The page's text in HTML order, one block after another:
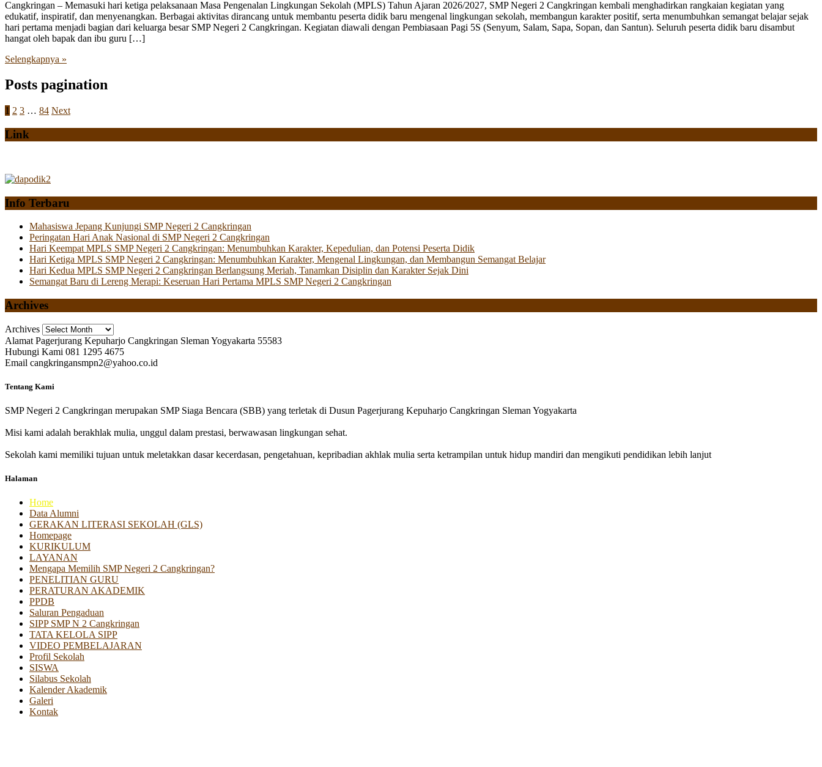
Cangkringan – Memasuki hari ketiga pelaksanaan Masa Pengenalan Lingkungan Sekolah (MPLS) Tahun Ajaran 2026/2027, SMP Negeri 2 Cangkringan kembali menghadirkan rangkaian kegiatan yang
edukatif, inspiratif, dan menyenangkan. Berbagai aktivitas dirancang untuk membantu peserta didik baru mengenal lingkungan sekolah, membangun karakter positif, serta menumbuhkan semangat belajar sejak
hari pertama menjadi bagian dari keluarga besar SMP Negeri 2 Cangkringan. Kegiatan diawali dengan Pembiasaan Pagi 5S (Senyum, Salam, Sapa, Sopan, dan Santun). Seluruh peserta didik baru disambut
hangat oleh bapak dan ibu guru […]
Selengkapnya »
Posts pagination
1 2 3 … 84 Next
Link
Info Terbaru
Mahasiswa Jepang Kunjungi SMP Negeri 2 Cangkringan
Peringatan Hari Anak Nasional di SMP Negeri 2 Cangkringan
Hari Keempat MPLS SMP Negeri 2 Cangkringan: Menumbuhkan Karakter, Kepedulian, dan Potensi Peserta Didik
Hari Ketiga MPLS SMP Negeri 2 Cangkringan: Menumbuhkan Karakter, Mengenal Lingkungan, dan Membangun Semangat Belajar
Hari Kedua MPLS SMP Negeri 2 Cangkringan Berlangsung Meriah, Tanamkan Disiplin dan Karakter Sejak Dini
Semangat Baru di Lereng Merapi: Keseruan Hari Pertama MPLS SMP Negeri 2 Cangkringan
Archives
Archives
Alamat Pagerjurang Kepuharjo Cangkringan Sleman Yogyakarta 55583
Hubungi Kami 081 1295 4675
Email cangkringansmpn2@yahoo.co.id
Tentang Kami
SMP Negeri 2 Cangkringan merupakan SMP Siaga Bencara (SBB) yang terletak di Dusun Pagerjurang Kepuharjo Cangkringan Sleman Yogyakarta
Misi kami adalah berakhlak mulia, unggul dalam prestasi, berwawasan lingkungan sehat.
Sekolah kami memiliki tujuan untuk meletakkan dasar kecerdasan, pengetahuan, kepribadian akhlak mulia serta ketrampilan untuk hidup mandiri dan mengikuti pendidikan lebih lanjut
Halaman
Home
Data Alumni
GERAKAN LITERASI SEKOLAH (GLS)
Homepage
KURIKULUM
LAYANAN
Mengapa Memilih SMP Negeri 2 Cangkringan?
PENELITIAN GURU
PERATURAN AKADEMIK
PPDB
Saluran Pengaduan
SIPP SMP N 2 Cangkringan
TATA KELOLA SIPP
VIDEO PEMBELAJARAN
Profil Sekolah
SISWA
Silabus Sekolah
Kalender Akademik
Galeri
Kontak